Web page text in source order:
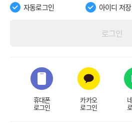
자동로그인 아이디 저장
로그인
휴대폰
로그인
카카오
로그인